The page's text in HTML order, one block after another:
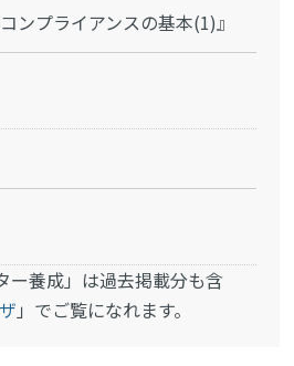
ンプライアンスの基本(1)』
養成」は過去掲載分も含
」でご覧になれます。